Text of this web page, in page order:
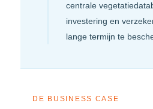
centrale
investering en
lange termijn te
DE BUSINESS CASE